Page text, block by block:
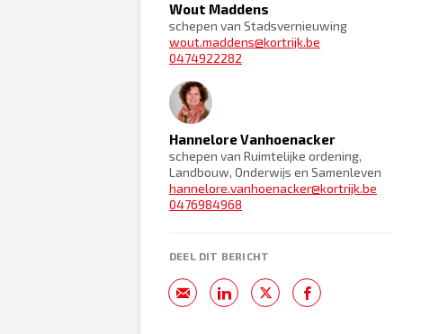
Wout Maddens
schepen van Stadsvernieuwing
wout.maddens@kortrijk.be
0474922282
Hannelore Vanhoenacker
schepen van Ruimtelijke ordening,
Landbouw, Onderwijs en Samenleven
hannelore.vanhoenacker@kortrijk.be
0476984968
DEEL DIT BERICHT